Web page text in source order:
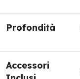
Profondità
Accessori